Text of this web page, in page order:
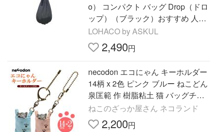
o） コンパクト バッグ Drop（ドロ
ップ）（ブラック）おすすめ 人気
折りたたみ 縦型 S460BK マーナ
LOHACO by ASKUL
2,490円
necodon エコにゃん キーホルダー
14柄 x 2色 ピンク ブルー ねこどん
泉匡範 作 樹脂粘土 猫 バッグチャ
ーム 日本製 プレゼント ラッピン
グ可 猫グッズ
ねこのざっか屋さん ネコランド
2,200円